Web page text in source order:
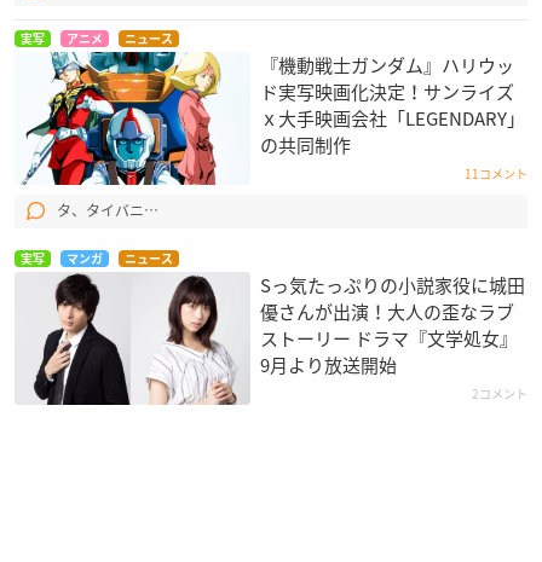
実写 アニメ ニュース
『機動戦士ガンダム』ハリウッ
ド実写映画化決定！サンライズ
ｘ大手映画会社​「LEGENDARY​​」
の共同制作
11コメント
タ、タイバニ…
実写 マンガ ニュース
Sっ気たっぷりの小説家役に城田
優さんが出演！大人の歪なラブ
ストーリー ドラマ『文学処女』
9月より放送開始
2コメント